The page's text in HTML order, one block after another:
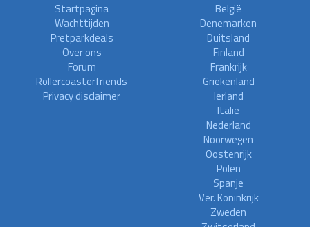
Startpagina
Wachttijden
Pretparkdeals
Over ons
Forum
Rollercoasterfriends
Privacy disclaimer
België
Denemarken
Duitsland
Finland
Frankrijk
Griekenland
Ierland
Italië
Nederland
Noorwegen
Oostenrijk
Polen
Spanje
Ver. Koninkrijk
Zweden